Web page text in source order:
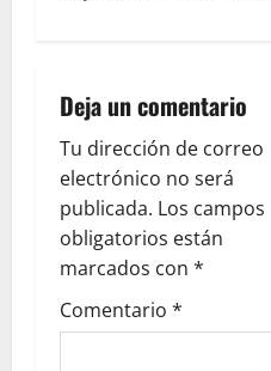
v
i
g
a
t
i
Deja un comentario
Tu dirección de correo
electrónico no será
publicada. Los campos
obligatorios están
marcados con *
Comentario *